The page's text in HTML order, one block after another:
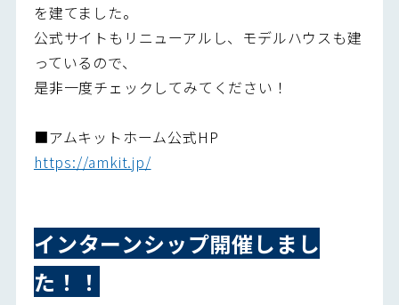
を建てました。
公式サイトもリニューアルし、モデルハウスも建
っているので、
是非一度チェックしてみてください！
■アムキットホーム公式HP
https://amkit.jp/
インターンシップ開催しまし
た！！